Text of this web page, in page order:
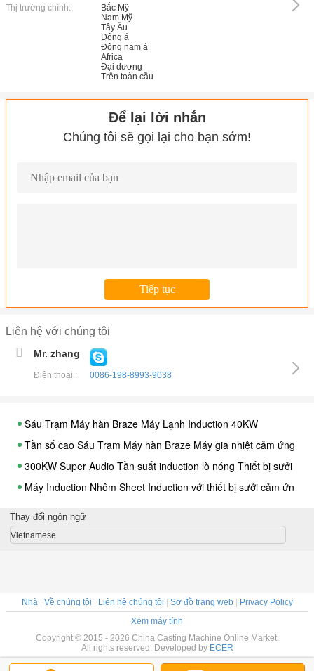
Thị trường chính:
Bắc Mỹ
Nam Mỹ
Tây Âu
Đông á
Đông nam á
Africa
Đại dương
Trên toàn cầu
Để lại lời nhắn
Chúng tôi sẽ gọi lại cho bạn sớm!
Liên hệ với chúng tôi
Mr. zhang
Điện thoại : 0086-198-8993-9038
Sáu Trạm Máy hàn Braze Máy Lạnh Induction 40KW
Tần số cao Sáu Trạm Máy hàn Braze Máy gia nhiệt cảm ứng
300KW Super Audio Tần suất induction lò nóng Thiết bị sưởi ấm
Máy Induction Nhôm Sheet Induction với thiết bị sưởi cảm ứng
Chuyên nghiệp Super Audio Tần số Induction Thiết bị sưởi Thiết
Công nghiệp điện cảm cảm nóng thiết bị máy hàn
100KW Siêu âm Tần số Khởi tạo Máy xử lý nhiệt Thiết bị
Rèn Ba Giai đoạn Super Audio Frequency Induction Thiết bị
Thay đổi ngôn ngữ
Vietnamese
Nhà | Về chúng tôi | Liên hệ chúng tôi | Sơ đồ trang web| Privacy Policy
Xem máy tính
Copyright © 2015 - 2026 China Casting Machine Online Market.
All rights reserved. Developed by ECER